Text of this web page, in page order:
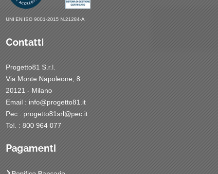
UNI EN ISO 9001-2015 N.21284-A
Contatti
Progetto81 S.r.l.
Via Monte Napoleone, 8
20121 - Milano
Email : info@progetto81.it
Pec : progetto81srl@pec.it
Tel. : 800 964 077
Pagamenti